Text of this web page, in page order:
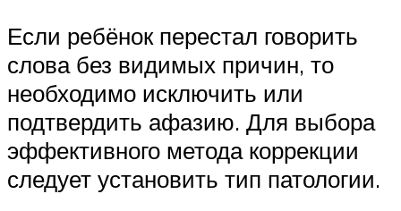
Если ребёнок перестал говорить
слова без видимых причин, то
необходимо исключить или
подтвердить афазию. Для выбора
эффективного метода коррекции
следует установить тип патологии.